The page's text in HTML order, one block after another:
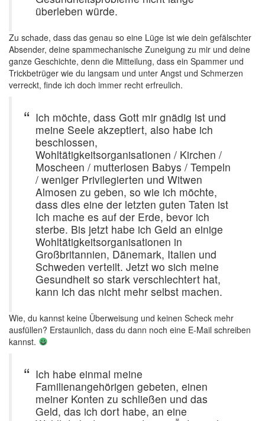
überleben würde.
Zu schade, dass das genau so eine Lüge ist wie dein gefälschter
Absender, deine spammechanische Zuneigung zu mir und deine
ganze Geschichte, denn die Mitteilung, dass ein Spammer und
Trickbetrüger wie du langsam und unter Angst und Schmerzen
verreckt, finde ich doch immer recht erfreulich.
Ich möchte, dass Gott mir gnädig ist und
meine Seele akzeptiert, also habe ich
beschlossen,
Wohltätigkeitsorganisationen / Kirchen /
Moscheen / mutterlosen Babys / Tempeln
/ weniger Privilegierten und Witwen
Almosen zu geben, so wie ich möchte,
dass dies eine der letzten guten Taten ist
Ich mache es auf der Erde, bevor ich
sterbe. Bis jetzt habe ich Geld an einige
Wohltätigkeitsorganisationen in
Großbritannien, Dänemark, Italien und
Schweden verteilt. Jetzt wo sich meine
Gesundheit so stark verschlechtert hat,
kann ich das nicht mehr selbst machen.
Wie, du kannst keine Überweisung und keinen Scheck mehr
ausfüllen? Erstaunlich, dass du dann noch eine E-Mail schreiben
kannst.
Ich habe einmal meine
Familienangehörigen gebeten, einen
meiner Konten zu schließen und das
Geld, das ich dort habe, an eine